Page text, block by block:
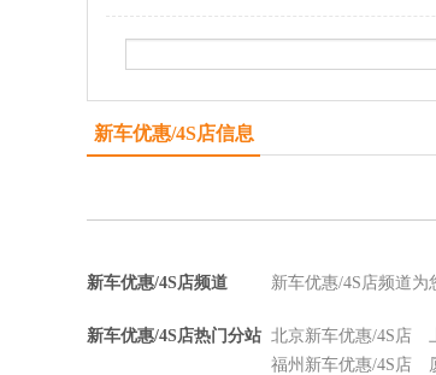
新车优惠/4S店信息
新车优惠/4S店频道 新车优惠/4S店频道为
新车优惠/4S店热门分站 北京新车优惠/4S店
福州新车优惠/4S店